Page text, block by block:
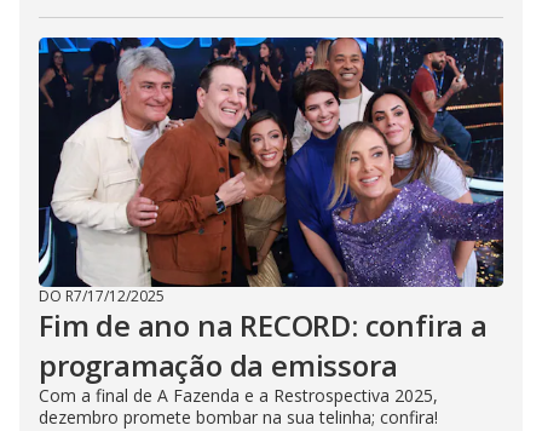
DO R7/17/12/2025
Fim de ano na RECORD: confira a
programação da emissora
Com a final de A Fazenda e a Restrospectiva 2025,
dezembro promete bombar na sua telinha; confira!